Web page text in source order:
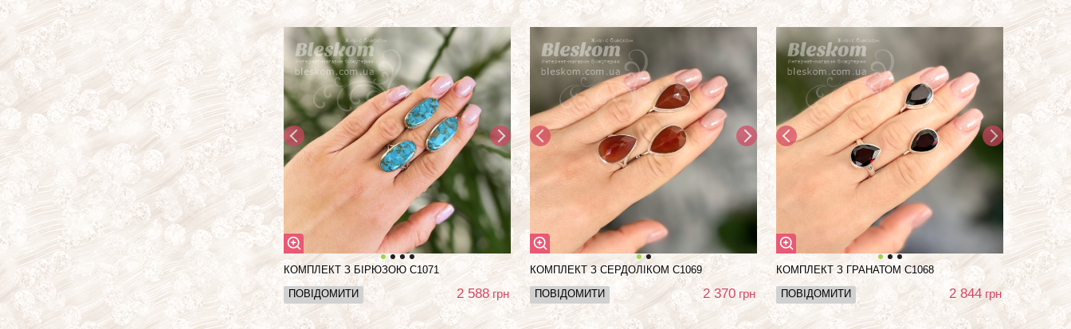
КОМПЛЕКТ З БІРЮЗОЮ С1071
ПОВІДОМИТИ
2 588грн
КОМПЛЕКТ З СЕРДОЛІКОМ С1069
ПОВІДОМИТИ
2 370 грн
КОМПЛЕКТ З ГРАНАТОМ С1068
ПОВІДОМИТИ
2 844 грн